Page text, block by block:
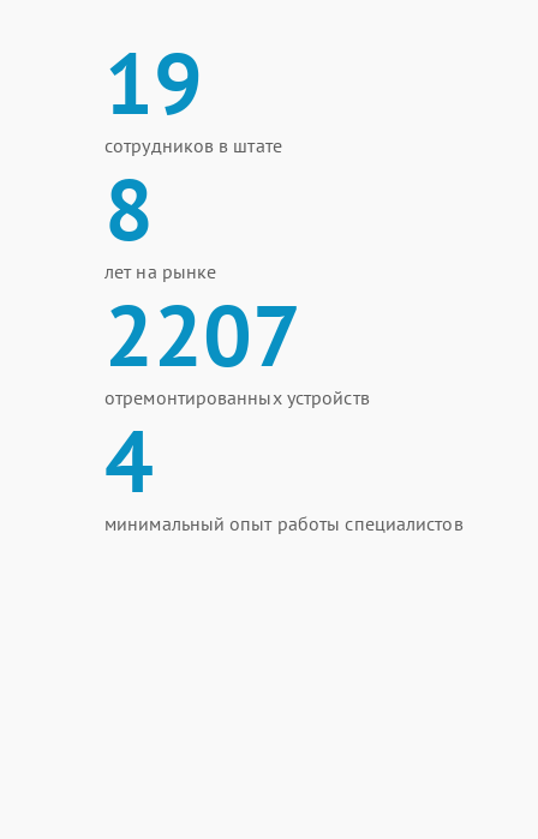
19
сотрудников в штате
8
лет на рынке
2207
отремонтированных устройств
4
минимальный опыт работы специалистов